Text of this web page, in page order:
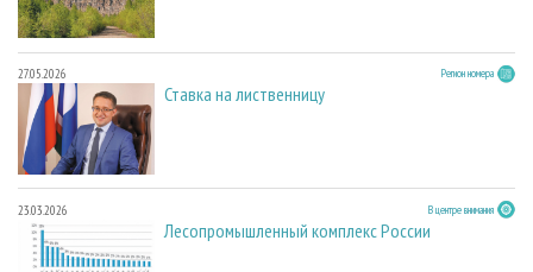
27.05.2026 Регион номера
Ставка на лиственницу
23.03.2026 В центре внимания
Лесопромышленный комплекс России